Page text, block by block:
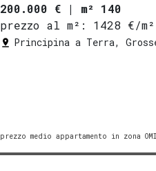
200.000 € | m² 140
prezzo al m²:
1428 €/m²
Principina a Terra,
prezzo medio appartamento in zona